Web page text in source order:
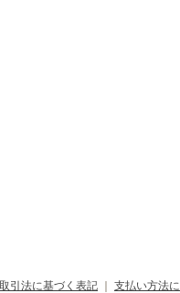
引法に基づく表記
支払い方法